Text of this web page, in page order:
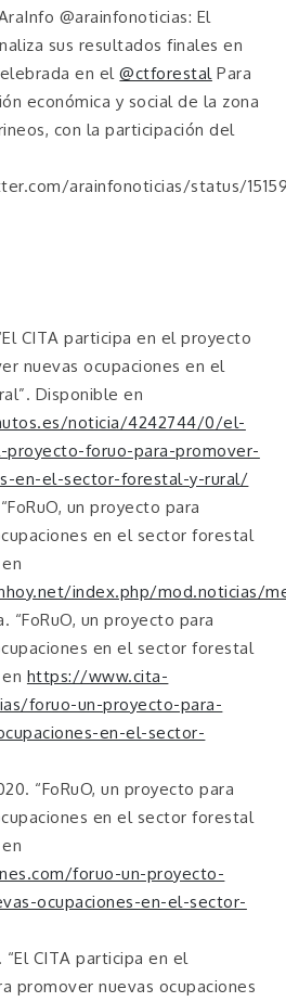
@arainfonoticias: El
sus resultados finales en
en el@ctforestal Para
económica y social de la zona
con la participación del
arainfonoticias/status/
CITA participa en el proyecto
nuevas ocupaciones en el
Disponible en
noticia/4242744/0/el-
foruo-para-promover-
en-el-sector-forestal-y-rural/
un proyecto para
en el sector forestal
index.php/mod.noticias/
“FoRuO, un proyecto para
en el sector forestal
https://www.cita-
foruo-un-proyecto-para-
en-el-sector-
“FoRuO, un proyecto para
en el sector forestal
foruo-un-proyecto-
ocupaciones-en-el-sector-
“El CITA participa en el
promover nuevas ocupaciones